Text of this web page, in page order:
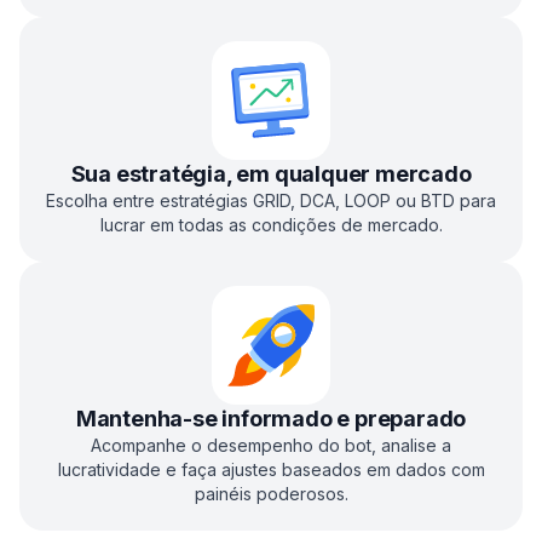
Sua estratégia, em qualquer mercado
Escolha entre estratégias GRID, DCA, LOOP ou BTD para
lucrar em todas as condições de mercado.
Mantenha-se informado e preparado
Acompanhe o desempenho do bot, analise a
lucratividade e faça ajustes baseados em dados com
painéis poderosos.